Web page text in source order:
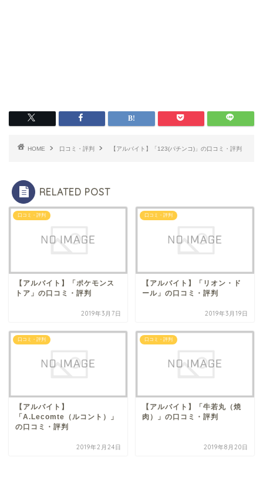
HOME 口コミ・評判 【アルバイト】「123(パチンコ)」の口コミ・評判
RELATED POST
口コミ・評判
【アルバイト】「ポケモンス
トア」の口コミ・評判
2019年3月7日
口コミ・評判
【アルバイト】「リオン・ド
ール」の口コミ・評判
2019年3月19日
口コミ・評判
【アルバイト】
「A.Lecomte（ルコント）」
の口コミ・評判
2019年2月24日
口コミ・評判
【アルバイト】「牛若丸（焼
肉）」の口コミ・評判
2019年8月20日